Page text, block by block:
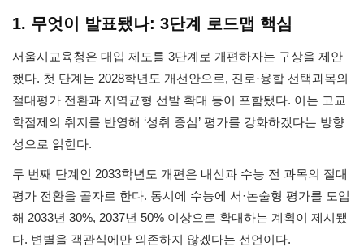
1. 무엇이 발표됐나: 3단계 로드맵 핵심
서울시교육청은 대입 제도를 3단계로 개편하자는 구상을 제안
했다. 첫 단계는 2028학년도 개선안으로, 진로·융합 선택과목의
절대평가 전환과 지역균형 선발 확대 등이 포함됐다. 이는 고교
학점제의 취지를 반영해 ‘성취 중심’ 평가를 강화하겠다는 방향
성으로 읽힌다.
두 번째 단계인 2033학년도 개편은 내신과 수능 전 과목의 절대
평가 전환을 골자로 한다. 동시에 수능에 서·논술형 평가를 도입
해 2033년 30%, 2037년 50% 이상으로 확대하는 계획이 제시됐
다. 변별을 객관식에만 의존하지 않겠다는 선언이다.